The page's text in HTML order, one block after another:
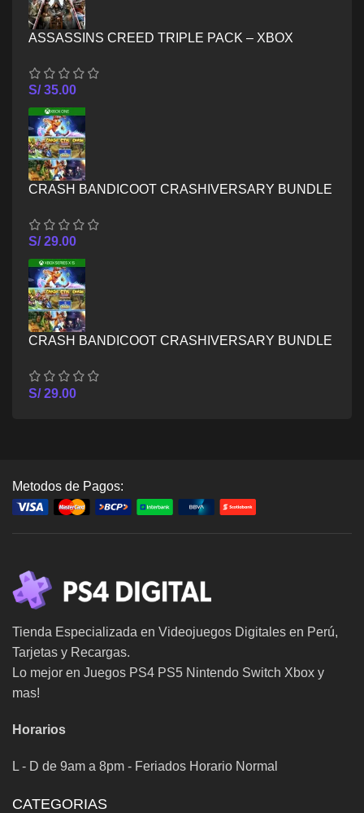
ASSASSINS CREED TRIPLE PACK – XBOX
S/35.00
CRASH BANDICOOT CRASHIVERSARY BUNDLE
S/29.00
CRASH BANDICOOT CRASHIVERSARY BUNDLE
S/29.00
Metodos de Pagos:
Tienda Especializada en Videojuegos Digitales en Perú,
Tarjetas y Recargas.
Lo mejor en Juegos PS4 PS5 Nintendo Switch Xbox y
mas!
Horarios
L - D de 9am a 8pm - Feriados Horario Normal
CATEGORIAS